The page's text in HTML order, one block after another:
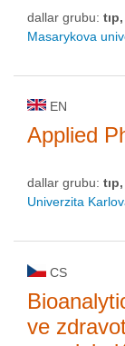
dallar grubu:
Masarykova
EN
Applied
dallar grubu:
Univerzita
CS
ve